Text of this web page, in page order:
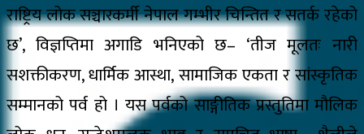
राष्ट्रिय लोक सञ्चारकर्मी नेपाल गम्भीर चिन्तित र सतर्क रहेको
छ’, विज्ञप्तिमा अगाडि भनिएको छ– ‘तीज मूलतः नारी
सशक्तीकरण, धार्मिक आस्था, सामाजिक एकता र सांस्कृतिक
सम्मानको पर्व हो । यस पर्वको साङ्गीतिक प्रस्तुतिमा मौलिक